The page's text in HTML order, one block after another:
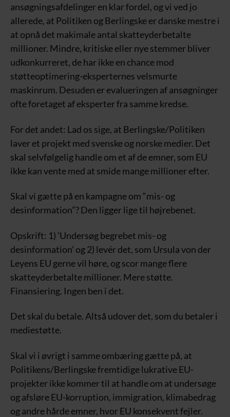
ansøgningsafdelinger en klar fordel, og vi ved jo
allerede, at Politiken og Berlingske er danske mestre i
at opnå det makimale antal skatteyderbetalte
millioner. Mindre, kritiske eller nye stemmer bliver
udkonkurreret, de har ikke en chance mod
støtteoptimering-eksperternes velsmurte
maskinrum. Desuden er evalueringen af ansøgninger
ofte foretaget af eksperter fra samme kredse.
For det andet: Lad os sige, at Berlingske/Politiken
laver et projekt med svenske og norske medier. Det
skal selvfølgelig handle om et af de emner, som EU
ikke kan vente med at smide mange millioner efter.
Skal vi gætte på en kampagne om “mis- og
desinformation”? Den ligger lige til højrebenet.
Opskrift: 1) ’Undersøg begrebet mis- og
desinformation’ og 2) levér det, som Ursula von der
Leyens EU gerne vil høre, og scor mange flere
skatteyderbetalte millioner. Mere støtte.
Finansiering. Ingen ben i det.
Det skal du betale. Altså udover det, som du betaler i
mediestøtte.
Skal vi i øvrigt i samme ombæring gætte på, at
Politikens/Berlingske fremtidige lukrative EU-
projekter ikke kommer til at handle om at undersøge
og afsløre EU-korruption, immigration, klimabedrag
og andre hårde emner, hvor EU konsekvent fejler.